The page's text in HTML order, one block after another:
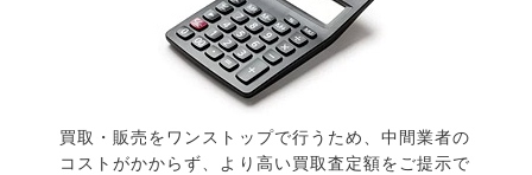
買取・販売をワンストップで行うため、中間業者の
コストがかからず、より高い買取査定額をご提示で